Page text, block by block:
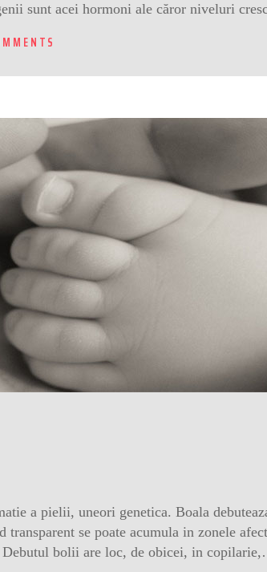
sunt acei hormoni ale căror niveluri
a pielii, uneori genetica. Boala
se poate acumula in zonele
bolii are loc, de obicei, in